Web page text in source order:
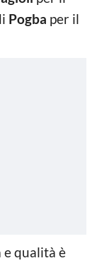
Pogba per il
e qualità è